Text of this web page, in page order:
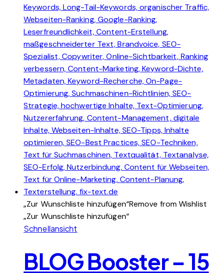
„Zur Wunschliste hinzufügen“Remove from Wishlist
„Zur Wunschliste hinzufügen“
Schnellansicht
BLOG Booster – 15